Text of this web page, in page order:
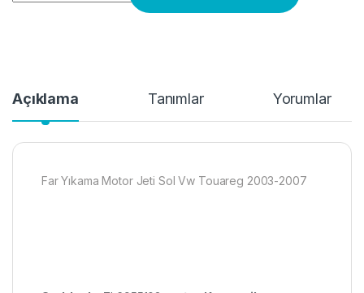
Açıklama Tanımlar Yorumlar
Far Yıkama Motor Jeti Sol Vw Touareg 2003-2007